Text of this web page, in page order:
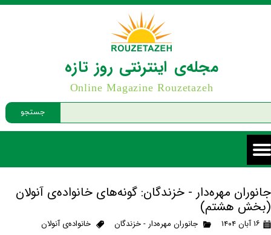
جستجو
مجله‌ی اینترنتی روز تازه
Online Magazine Rouzetazeh
جانوران مهره‌دار - خزندگان: گونه‌های خانواده‌ی آنولان
(بخش هشتم)
۱۶ آبان ۱۴۰۴ جانوران مهره‌دار - خزندگان خانواده‌ی آنولان